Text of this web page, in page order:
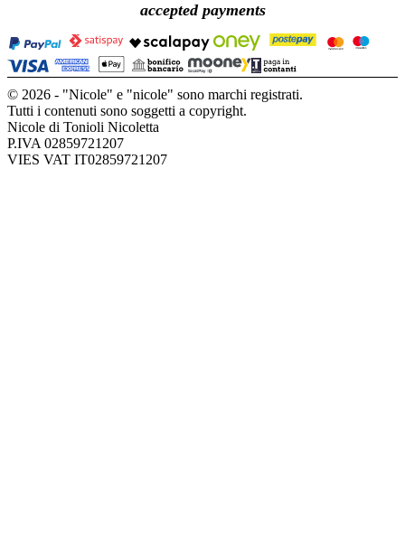
accepted payments
© 2026 - "Nicole" e "nicole" sono marchi registrati.
Tutti i contenuti sono soggetti a copyright.
Nicole di Tonioli Nicoletta
P.IVA 02859721207
VIES VAT IT02859721207